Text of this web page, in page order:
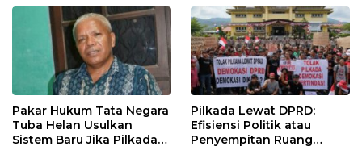
Pakar Hukum Tata Negara
Tuba Helan Usulkan
Sistem Baru Jika Pilkada
Pilkada Lewat DPRD:
Efisiensi Politik atau
Penyempitan Ruang